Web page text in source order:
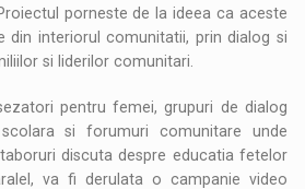
porneste de la ideea ca aceste
din interiorul comunitatii, prin dialog si
si liderilor comunitari.
pentru femei, grupuri de dialog
si forumuri comunitare unde
discuta despre educatia fetelor
va fi derulata o campanie video